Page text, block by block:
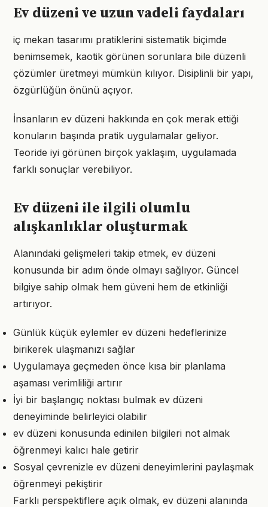
Ev düzeni ve uzun vadeli faydaları
iç mekan tasarımı pratiklerini sistematik biçimde
benimsemek, kaotik görünen sorunlara bile düzenli
çözümler üretmeyi mümkün kılıyor. Disiplinli bir yapı,
özgürlüğün önünü açıyor.
İnsanların ev düzeni hakkında en çok merak ettiği
konuların başında pratik uygulamalar geliyor.
Teoride iyi görünen birçok yaklaşım, uygulamada
farklı sonuçlar verebiliyor.
Ev düzeni ile ilgili olumlu
alışkanlıklar oluşturmak
Alanındaki gelişmeleri takip etmek, ev düzeni
konusunda bir adım önde olmayı sağlıyor. Güncel
bilgiye sahip olmak hem güveni hem de etkinliği
artırıyor.
Günlük küçük eylemler ev düzeni hedeflerinize
birikerek ulaşmanızı sağlar
Uygulamaya geçmeden önce kısa bir planlama
aşaması verimliliği artırır
İyi bir başlangıç noktası bulmak ev düzeni
deneyiminde belirleyici olabilir
ev düzeni konusunda edinilen bilgileri not almak
öğrenmeyi kalıcı hale getirir
Sosyal çevrenizle ev düzeni deneyimlerini paylaşmak
öğrenmeyi pekiştirir
Farklı perspektiflere açık olmak, ev düzeni alanında